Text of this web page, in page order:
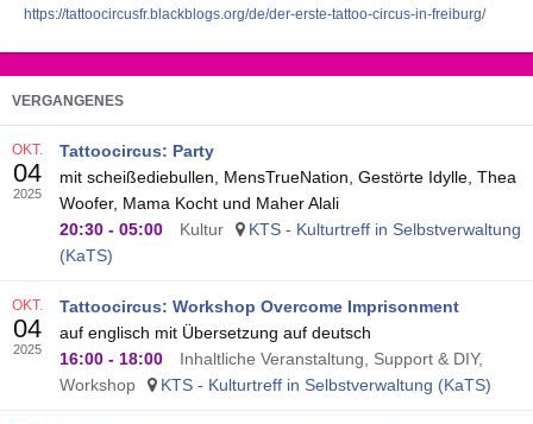
https://tattoocircusfr.blackblogs.org/de/der-erste-tattoo-circus-in-freiburg/
VERGANGENES
Tattoocircus: Party
mit scheißediebullen, MensTrueNation, Gestörte Idylle, Thea
Woofer, Mama Kocht und Maher Alali
20:30 - 05:00 Kultur
KTS - Kulturtreff in Selbstverwaltung
(KaTS)
OKT.
04
2025
Tattoocircus: Workshop Overcome Imprisonment
auf englisch mit Übersetzung auf deutsch
16:00 - 18:00
Inhaltliche Veranstaltung, Support & DIY,
Workshop
KTS - Kulturtreff in Selbstverwaltung (KaTS)
OKT.
04
2025